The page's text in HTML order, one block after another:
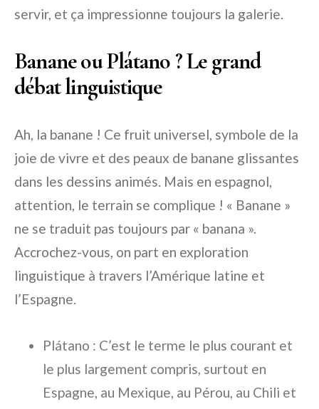
servir, et ça impressionne toujours la galerie.
Banane ou Plátano ? Le grand
débat linguistique
Ah, la banane ! Ce fruit universel, symbole de la
joie de vivre et des peaux de banane glissantes
dans les dessins animés. Mais en espagnol,
attention, le terrain se complique ! « Banane »
ne se traduit pas toujours par « banana ».
Accrochez-vous, on part en exploration
linguistique à travers l’Amérique latine et
l’Espagne.
Plátano : C’est le terme le plus courant et
le plus largement compris, surtout en
Espagne, au Mexique, au Pérou, au Chili et